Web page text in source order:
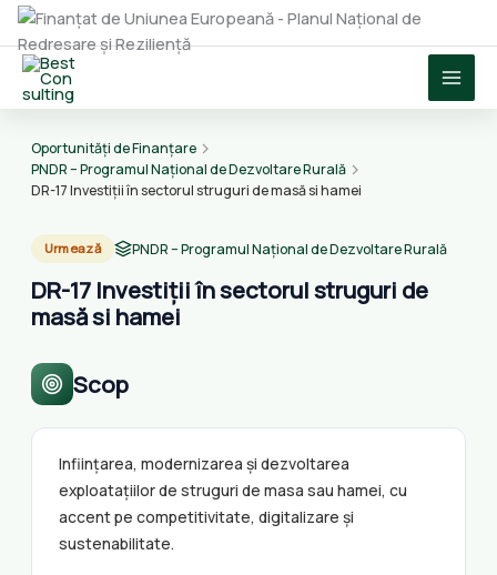
Skip
content
Oportunități de Finanțare
PNDR – Programul Național de Dezvoltare Rurală
DR-17 Investiții în sectorul struguri de masă si hamei
Urmează PNDR – Programul Național de Dezvoltare Rurală
DR-17 Investiții în sectorul struguri de
masă si hamei
Scop
Inființarea, modernizarea și dezvoltarea
exploatațiilor de struguri de masa sau hamei, cu
accent pe competitivitate, digitalizare și
sustenabilitate.